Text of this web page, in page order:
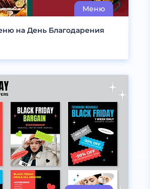
на День Благодарения